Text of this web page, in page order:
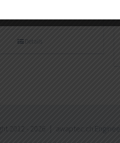
Details
2012 - 2026 | awaptec.ch